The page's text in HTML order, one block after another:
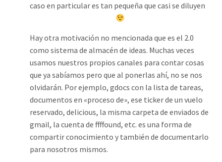
caso en particular es tan pequeña que casi se diluyen
Hay otra motivación no mencionada que es el 2.0
como sistema de almacén de ideas. Muchas veces
usamos nuestros propios canales para contar cosas
que ya sabíamos pero que al ponerlas ahí, no se nos
olvidarán. Por ejemplo, gdocs con la lista de tareas,
documentos en «proceso de», ese ticker de un vuelo
reservado, delicious, la misma carpeta de enviados de
gmail, la cuenta de ffffound, etc. es una forma de
compartir conocimiento y también de documentarlo
para nosotros mismos.